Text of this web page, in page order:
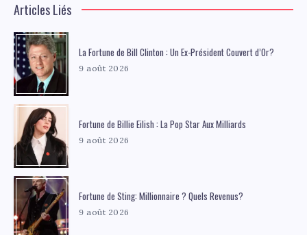
Articles Liés
La Fortune de Bill Clinton : Un Ex-Président Couvert d’Or?
9 août 2026
Fortune de Billie Eilish : La Pop Star Aux Milliards
9 août 2026
Fortune de Sting: Millionnaire ? Quels Revenus?
9 août 2026